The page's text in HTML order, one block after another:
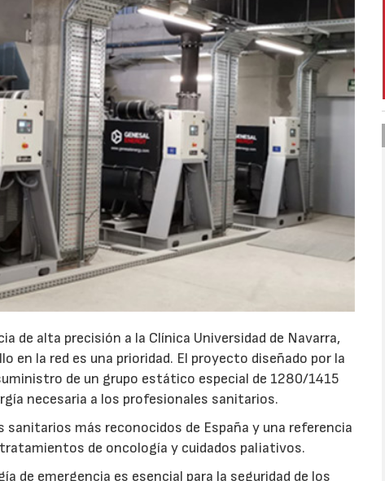
de alta precisión a la Clínica Universidad de Navarra,
la red es una prioridad. El proyecto diseñado por la
de un grupo estático especial de 1280/1415
necesaria a los profesionales sanitarios.
sanitarios más reconocidos de España y una referencia
de oncología y cuidados paliativos.
de emergencia es esencial para la seguridad de los